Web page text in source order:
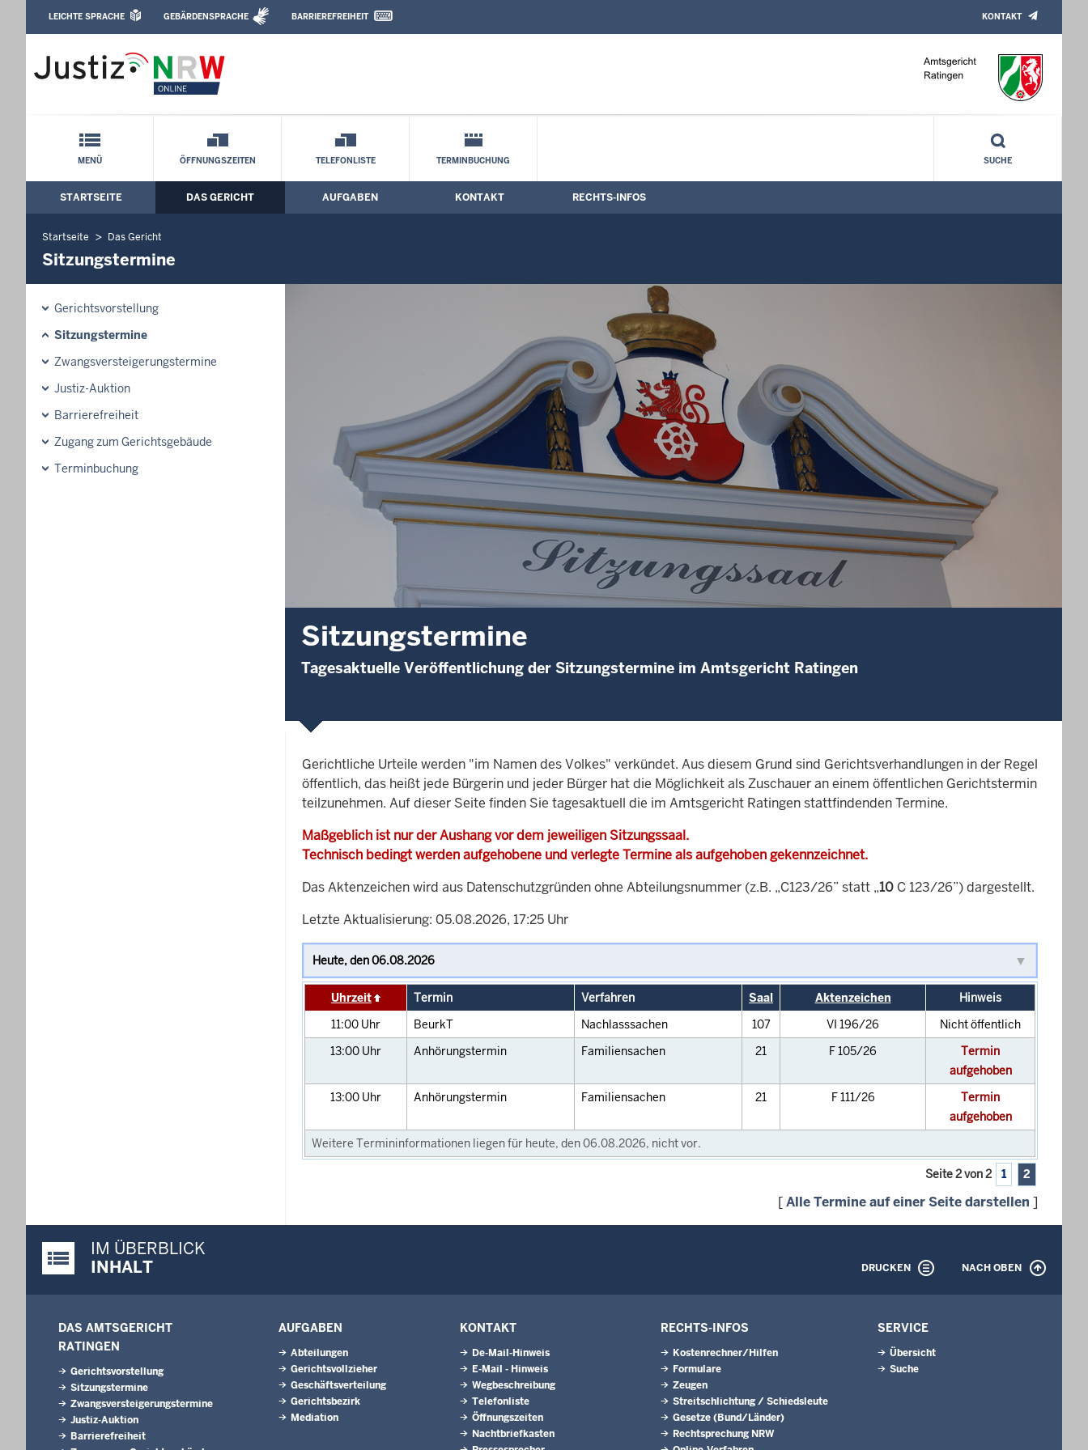
Amtsgericht Ratingen: Sitzungstermine
Leichte Sprache, Gebärdensprachenvideo und Kontaktformular
LEICHTE SPRACHE GEBÄRDENSPRACHE BARRIEREFREIHEIT KONTAKT
Schnellnavigation mit Volltext-Suche
MENÜ ÖFFNUNGSZEITEN TELEFONLISTE TERMINBUCHUNG SUCHE
Hauptmenü: Hauptnavigation
STARTSEITE DAS GERICHT AUFGABEN KONTAKT RECHTS-INFOS
Startseite Das Gericht
Sitzungstermine
Gerichtsvorstellung
Sitzungstermine
Zwangsversteigerungs­termine
Justiz-Auktion
Barrierefreiheit
Zugang zum Gerichtsgebäude
Terminbuchung
Sitzungstermine
Tagesaktuelle Veröffentlichung der Sitzungstermine im Amtsgericht Ratingen
Gerichtliche Urteile werden "im Namen des Volkes" verkündet. Aus diesem Grund sind Gerichtsverhandlungen in der Regel
öffentlich, das heißt jede Bürgerin und jeder Bürger hat die Möglichkeit als Zuschauer an einem öffentlichen Gerichtstermin
teilzunehmen. Auf dieser Seite finden Sie tagesaktuell die im Amtsgericht Ratingen stattfindenden Termine.
Maßgeblich ist nur der Aushang vor dem jeweiligen Sitzungssaal.
Technisch bedingt werden aufgehobene und verlegte Termine als aufgehoben gekennzeichnet.
Das Aktenzeichen wird aus Datenschutzgründen ohne Abteilungsnummer (z.B. „C123/26” statt „10 C 123/26”) dargestellt.
Letzte Aktualisierung: 05.08.2026, 17:25 Uhr
Uhrzeit Termin Verfahren Saal Aktenzeichen
Hinweis
11:00 Uhr BeurkT Nachlasssachen 107 VI 196/26
Nicht öffentlich
13:00 Uhr Anhörungstermin Familiensachen 21 F 105/26
Termin
aufgehoben
13:00 Uhr Anhörungstermin Familiensachen 21 F 111/26
Termin
aufgehoben
Weitere Termininformationen liegen für heute, den 06.08.2026, nicht vor.
Seite 2 von 2 1 2
[Alle Termine auf einer Seite darstellen ]
Justiz-Portal im Überblick:
IM ÜBERBLICK
INHALT
DRUCKEN NACH OBEN
DAS AMTSGERICHT
RATINGEN
Gerichtsvorstellung
Sitzungstermine
Zwangsversteigerungs­termine
Justiz-Auktion
Barrierefreiheit
AUFGABEN
Abteilungen
Gerichtsvollzieher
Geschäftsverteilung
Gerichtsbezirk
Mediation
KONTAKT
De-Mail-Hinweis
E-Mail - Hinweis
Wegbeschreibung
Telefonliste
Öffnungszeiten
Nachtbriefkasten
RECHTS-INFOS
Kostenrechner/Hilfen
Formulare
Zeugen
Streitschlichtung / Schiedsleute
Gesetze (Bund/Länder)
Rechtsprechung NRW
SERVICE
Übersicht
Suche